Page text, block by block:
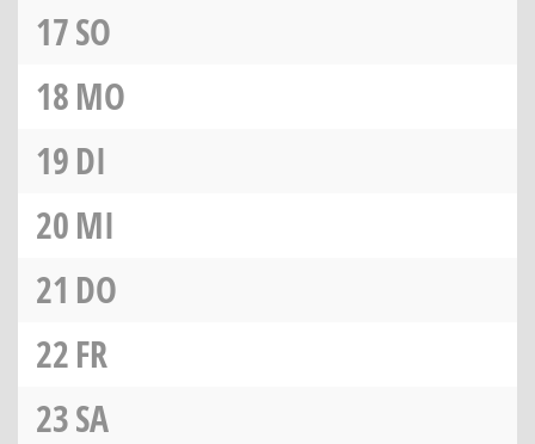
17SO
18MO
19DI
20MI
21 DO
22FR
23SA